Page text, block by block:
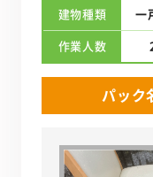
建物種類 一
作業人数
パック